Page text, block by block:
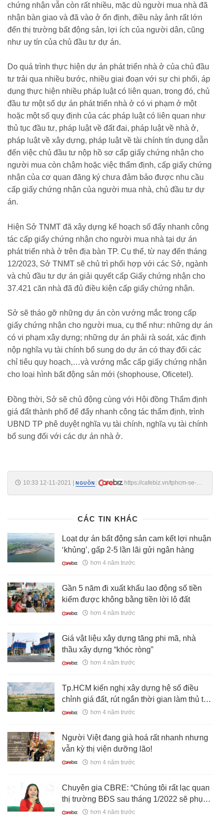
chứng nhận vẫn còn rất nhiều, mặc dù người mua nhà đã
nhận bàn giao và đã vào ở ổn định, điều này ảnh rất lớn
đến thị trường bất động sản, lợi ích của người dân, cũng
như uy tín của chủ đầu tư dự án.
Do quá trình thực hiện dự án phát triển nhà ở của chủ đầu
tư trải qua nhiều bước, nhiều giai đoạn với sự chi phối, áp
dụng thực hiện nhiều pháp luật có liên quan, trong đó, chủ
đầu tư một số dự án phát triển nhà ở có vi phạm ở một
hoặc một số quy định của các pháp luật có liên quan như
thủ tục đầu tư, pháp luật về đất đai, pháp luật về nhà ở,
pháp luật về xây dựng, pháp luật về tài chính tín dụng dẫn
đến việc chủ đầu tư nộp hồ sơ cấp giấy chứng nhận cho
người mua còn chậm hoặc việc thẩm định, cấp giấy chứng
nhận của cơ quan đăng ký chưa đảm bảo được nhu cầu
cấp giấy chứng nhận của người mua nhà, chủ đầu tư dự
án.
Hiện Sở TNMT đã xây dựng kế hoạch số đẩy nhanh công
tác cấp giấy chứng nhận cho người mua nhà tại dự án
phát triển nhà ở trên địa bàn TP. Cụ thể, từ nay đến tháng
12/2023, Sở TNMT sẽ chủ trì phối hợp với các Sở, ngành
và chủ đầu tư dự án giải quyết cấp Giấy chứng nhận cho
37.421 căn nhà đã đủ điều kiện cấp giấy chứng nhận.
Sở sẽ tháo gỡ những dự án còn vướng mắc trong cấp
giấy chứng nhận cho người mua, cụ thể như: những dự án
có vi phạm xây dựng; những dự án phải rà soát, xác định
nộp nghĩa vụ tài chính bổ sung do dự án có thay đổi các
chỉ tiêu quy hoạch,…và vướng mắc cấp giấy chứng nhận
cho loại hình bất động sản mới (shophouse, Oficetel).
Đồng thời, Sở sẽ chủ động cùng với Hội đồng Thẩm định
giá đất thành phố để đẩy nhanh công tác thẩm định, trình
UBND TP phê duyệt nghĩa vụ tài chính, nghĩa vụ tài chính
bổ sung đối với các dự án nhà ở.
10:33 12-11-2021 | NGUỒN :
https://cafebiz.vn/tphcm-se-
CÁC TIN KHÁC
Loạt dự án bất động sản cam kết lợi nhuận
‘khủng’, gấp 2-5 lần lãi gửi ngân hàng
hơn 4 năm trước
Gần 5 năm đi xuất khẩu lao động số tiền
kiếm được không bằng tiền lời lô đất
hơn 4 năm trước
Giá vật liệu xây dựng tăng phi mã, nhà
thầu xây dựng “khóc ròng”
hơn 4 năm trước
Tp.HCM kiến nghị xây dựng hệ số điều
chỉnh giá đất, rút ngắn thời gian làm thủ tục
định giá từ 3 năm xuống còn nửa tháng
hơn 4 năm trước
Người Việt đang già hoá rất nhanh nhưng
vẫn kỳ thị viện dưỡng lão!
hơn 4 năm trước
Chuyên gia CBRE: “Chúng tôi rất lạc quan
thị trường BĐS sau tháng 1/2022 sẽ phục
hồi trở lại”hơn 4 năm trước